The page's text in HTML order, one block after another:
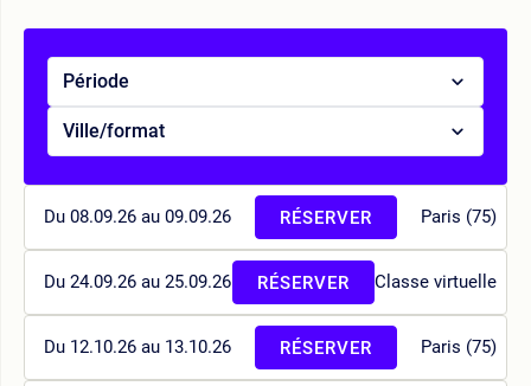
Période
Ville/format
Du 08.09.26 au 09.09.26 Paris (75)
RÉSERVER
Du 24.09.26 au 25.09.26 Classe virtuelle
RÉSERVER
Du 12.10.26 au 13.10.26 Paris (75)
RÉSERVER